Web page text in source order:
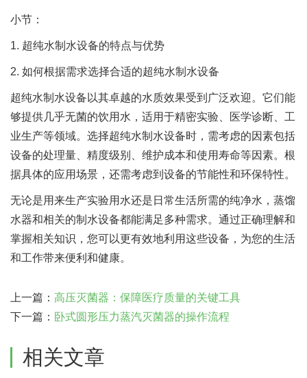
小节：
1. 超纯水制水设备的特点与优势
2. 如何根据需求选择合适的超纯水制水设备
超纯水制水设备以其卓越的水质效果受到广泛欢迎。它们能
够提供几乎无菌的饮用水，适用于精密实验、医学诊断、工
业生产等领域。选择超纯水制水设备时，需考虑的因素包括
设备的处理量、精度级别、维护成本和使用寿命等因素。根
据具体的应用场景，还需考虑到设备的节能性和环保特性。
无论是用来生产实验用水还是日常生活所需的纯净水，蒸馏
水器和相关的制水设备都能满足多种需求。通过正确理解和
掌握相关知识，您可以更有效地利用这些设备，为您的生活
和工作带来便利和健康。
上一篇： 高压灭菌器：保障医疗质量的关键工具
下一篇： 卧式圆形压力蒸汽灭菌器的操作流程
相关文章